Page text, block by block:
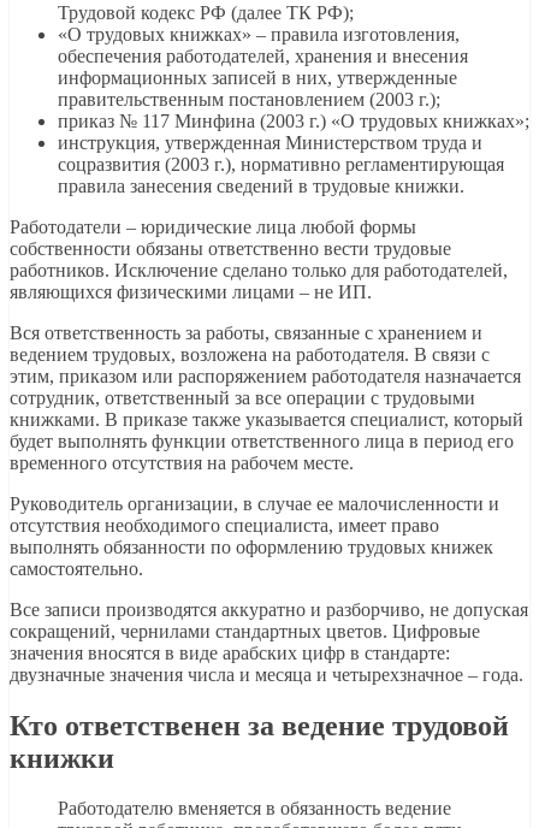
Трудовой кодекс РФ (далее ТК РФ);
«О трудовых книжках» – правила изготовления,
обеспечения работодателей, хранения и внесения
информационных записей в них, утвержденные
правительственным постановлением (2003 г.);
приказ № 117 Минфина (2003 г.) «О трудовых книжках»;
инструкция, утвержденная Министерством труда и
соцразвития (2003 г.), нормативно регламентирующая
правила занесения сведений в трудовые книжки.
Работодатели – юридические лица любой формы
собственности обязаны ответственно вести трудовые
работников. Исключение сделано только для работодателей,
являющихся физическими лицами – не ИП.
Вся ответственность за работы, связанные с хранением и
ведением трудовых, возложена на работодателя. В связи с
этим, приказом или распоряжением работодателя назначается
сотрудник, ответственный за все операции с трудовыми
книжками. В приказе также указывается специалист, который
будет выполнять функции ответственного лица в период его
временного отсутствия на рабочем месте.
Руководитель организации, в случае ее малочисленности и
отсутствия необходимого специалиста, имеет право
выполнять обязанности по оформлению трудовых книжек
самостоятельно.
Все записи производятся аккуратно и разборчиво, не допуская
сокращений, чернилами стандартных цветов. Цифровые
значения вносятся в виде арабских цифр в стандарте:
двузначные значения числа и месяца и четырехзначное – года.
Кто ответственен за ведение трудовой
книжки
Работодателю вменяется в обязанность ведение